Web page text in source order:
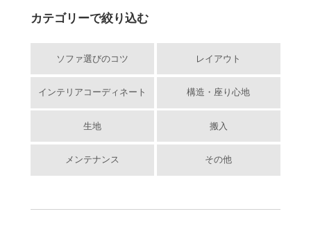
カテゴリーで絞り込む
ソファ選びのコツ レイアウト
インテリアコーディネート 構造・座り心地
生地 搬入
メンテナンス その他